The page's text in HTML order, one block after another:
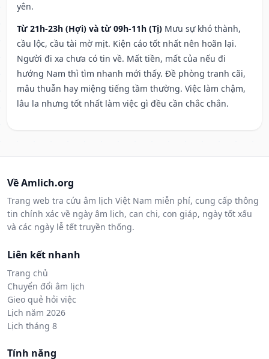
yên.
Từ 21h-23h (Hợi) và từ 09h-11h (Tị) Mưu sự khó thành,
cầu lộc, cầu tài mờ mịt. Kiện cáo tốt nhất nên hoãn lại.
Người đi xa chưa có tin về. Mất tiền, mất của nếu đi
hướng Nam thì tìm nhanh mới thấy. Đề phòng tranh cãi,
mâu thuẫn hay miệng tiếng tầm thường. Việc làm chậm,
lâu la nhưng tốt nhất làm việc gì đều cần chắc chắn.
Về Amlich.org
Trang web tra cứu âm lịch Việt Nam miễn phí, cung cấp thông
tin chính xác về ngày âm lịch, can chi, con giáp, ngày tốt xấu
và các ngày lễ tết truyền thống.
Liên kết nhanh
Trang chủ
Chuyển đổi âm lịch
Gieo quẻ hỏi việc
Lịch năm 2026
Lịch tháng 8
Tính năng